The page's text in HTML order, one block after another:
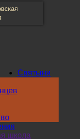
Святыни
школа